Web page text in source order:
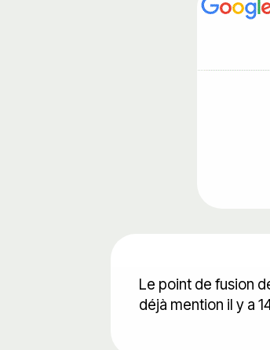
Le point de fusion
déjà mention il y a